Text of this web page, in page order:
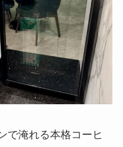
で淹れる本格コーヒ